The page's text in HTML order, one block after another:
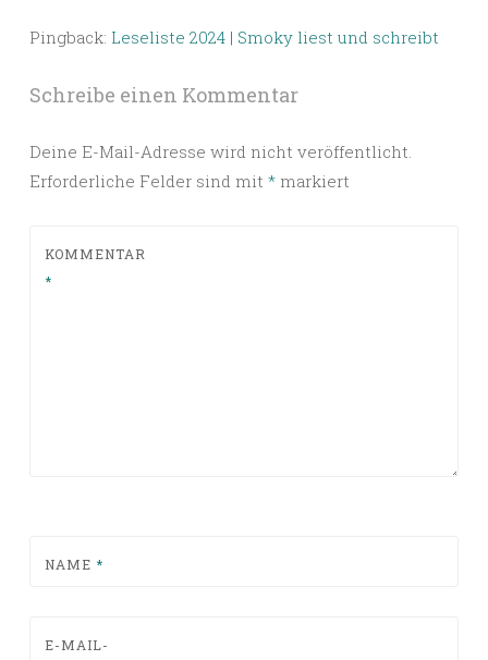
Pingback: Leseliste 2024 | Smoky liest und schreibt
Schreibe einen Kommentar
Deine E-Mail-Adresse wird nicht veröffentlicht.
Erforderliche Felder sind mit * markiert
KOMMENTAR
*
NAME *
E-MAIL-